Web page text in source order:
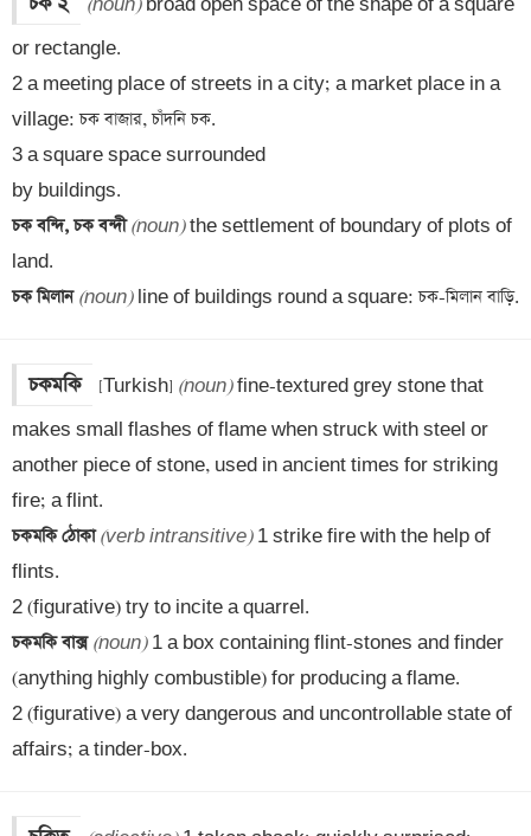
(noun) broad open space of the shape of a square
or rectangle.
2 a meeting place of streets in a city; a market place in a
village: চক বাজার, চাঁদনি চক.
3 a square space surrounded
চক বন্দি, চক বন্দী (noun) the settlement of boundary of plots of
চক মিলান (noun) line of buildings round a square: চক-মিলান বাড়ি.
চকমকি [Turkish] (noun) fine-textured grey stone that
makes small flashes of flame when struck with steel or
another piece of stone, used in ancient times for striking
চকমকি ঠোকা (verb intransitive) 1 strike fire with the help of
flints.
চকমকি বাক্স (noun) 1 a box containing flint-stones and finder
(anything highly combustible) for producing a flame.
2 (figurative) a very dangerous and uncontrollable state of
affairs; a tinder-box.